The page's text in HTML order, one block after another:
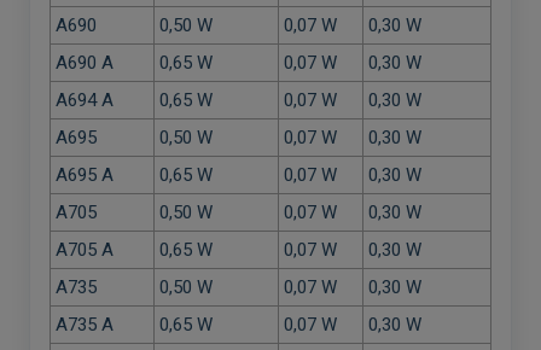
A690
0,50 W 0,07 W
0,30 W
A690 A
0,65 W 0,07 W
0,30 W
A694 A
0,65 W 0,07 W
0,30 W
A695
0,50 W 0,07 W
0,30 W
A695 A
0,65 W 0,07 W
0,30 W
A705
0,50 W 0,07 W
0,30 W
A705 A
0,65 W 0,07 W
0,30 W
A735
0,50 W 0,07 W
0,30 W
A735 A
0,65 W 0,07 W
0,30 W